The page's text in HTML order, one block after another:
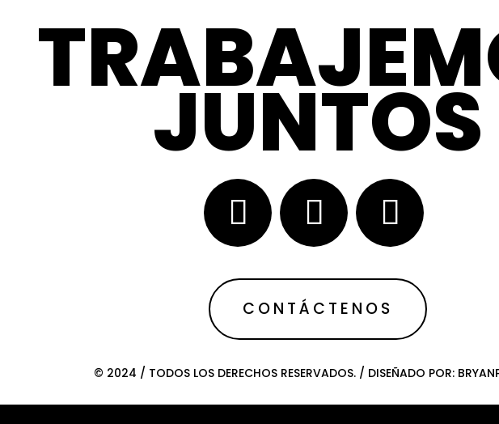
JUNTOS
CONTÁCTENOS
© 2024 / TODOS LOS DERECHOS RESERVADOS. / DISEÑADO POR: